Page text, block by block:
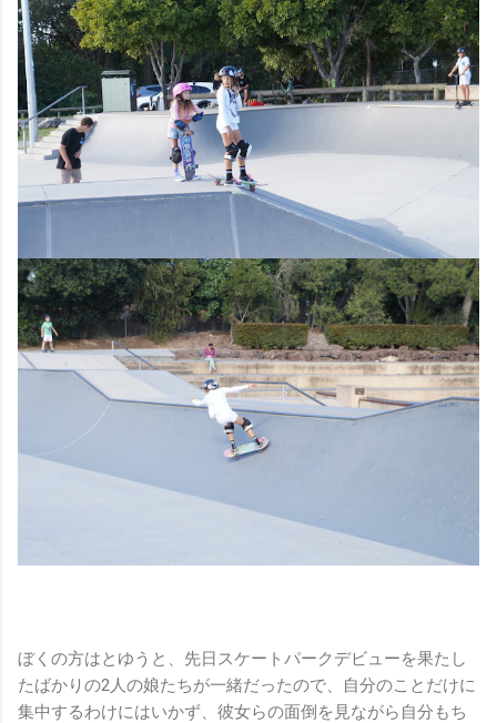
ぼくの方はとゆうと、先日スケートパークデビューを果たし
たばかりの2人の娘たちが一緒だったので、自分のことだけに
集中するわけにはいかず、彼女らの面倒を見ながら自分もち